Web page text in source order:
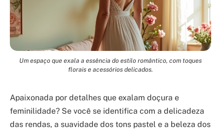
Um espaço que exala a essência do estilo romântico, com toques
florais e acessórios delicados.
Apaixonada por detalhes que exalam doçura e
feminilidade? Se você se identifica com a delicadeza
das rendas, a suavidade dos tons pastel e a beleza dos